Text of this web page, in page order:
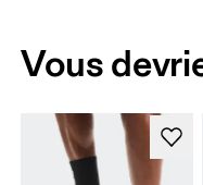
Vous